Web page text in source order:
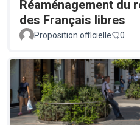
Réaménagement du
des Français libres
Proposition officielle 0